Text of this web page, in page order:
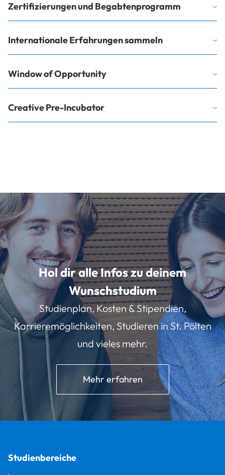
Zertifizierungen und Begabtenprogramm
Internationale Erfahrungen sammeln
Window of Opportunity
Creative Pre-Incubator
Hol dir alle Infos zu deinem
Wunschstudium
Studienplan, Kosten & Stipendien,
Karrieremöglichkeiten, Studieren in St. Pölten
und vieles mehr.
Mehr erfahren
Studienbereiche